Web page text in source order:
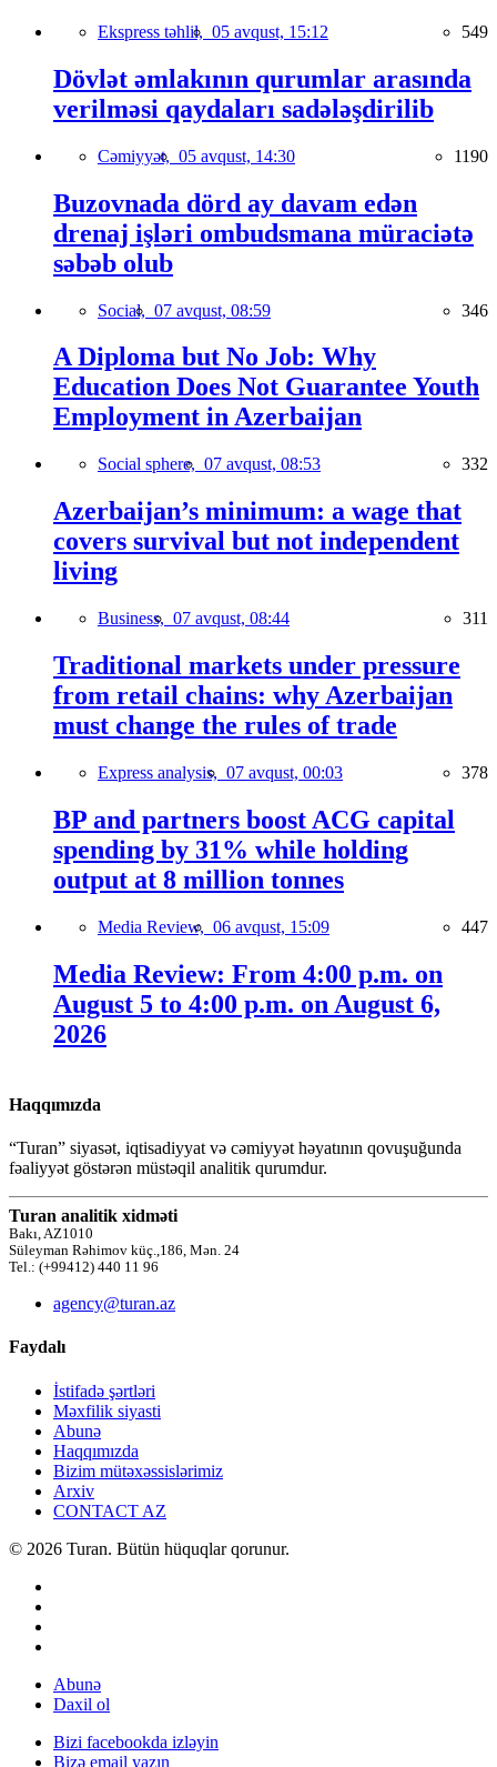
Ekspress təhlil, 05 avqust, 15:12 549
Dövlət əmlakının qurumlar arasında
verilməsi qaydaları sadələşdirilib
Cəmiyyət, 05 avqust, 14:30 1190
Buzovnada dörd ay davam edən
drenaj işləri ombudsmana müraciətə
səbəb olub
Social, 07 avqust, 08:59 346
A Diploma but No Job: Why
Education Does Not Guarantee Youth
Employment in Azerbaijan
Social sphere, 07 avqust, 08:53 332
Azerbaijan’s minimum: a wage that
covers survival but not independent
living
Business, 07 avqust, 08:44 311
Traditional markets under pressure
from retail chains: why Azerbaijan
must change the rules of trade
Express analysis, 07 avqust, 00:03 378
BP and partners boost ACG capital
spending by 31% while holding
output at 8 million tonnes
Media Review, 06 avqust, 15:09 447
Media Review: From 4:00 p.m. on
August 5 to 4:00 p.m. on August 6,
2026
Haqqımızda
“Turan” siyasət, iqtisadiyyat və cəmiyyət həyatının qovuşuğunda
fəaliyyət göstərən müstəqil analitik qurumdur.
Turan analitik xidməti
Bakı, AZ1010
Süleyman Rəhimov küç.,186, Mən. 24
Tel.: (+99412) 440 11 96
agency@turan.az
Faydalı
İstifadə şərtləri
Məxfilik siyasti
Abunə
Haqqımızda
Bizim mütəxəssislərimiz
Arxiv
CONTACT AZ
© 2026 Turan. Bütün hüquqlar qorunur.
Abunə
Daxil ol
Bizi facebookda izləyin
Bizə email yazın